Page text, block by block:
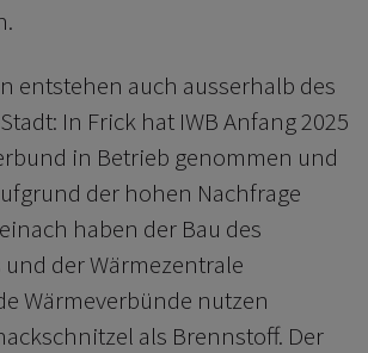
entstehen auch ausserhalb des
In Frick hat IWB Anfang 2025
in Betrieb genommen und
der hohen Nachfrage
haben der Bau des
der Wärmezentrale
Wärmeverbünde nutzen
als Brennstoff. Der